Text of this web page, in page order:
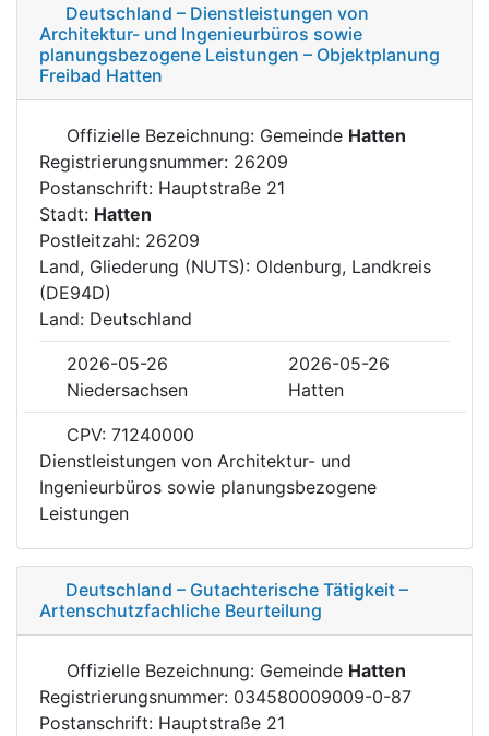
Deutschland – Dienstleistungen von
Architektur- und Ingenieurbüros sowie
planungsbezogene Leistungen – Objektplanung
Freibad Hatten
Offizielle Bezeichnung: Gemeinde Hatten
Registrierungsnummer: 26209
Postanschrift: Hauptstraße 21
Stadt: Hatten
Postleitzahl: 26209
Land, Gliederung (NUTS): Oldenburg, Landkreis
(DE94D)
Land: Deutschland
2026-05-26
2026-05-26
Niedersachsen
Hatten
CPV: 71240000
Dienstleistungen von Architektur- und
Ingenieurbüros sowie planungsbezogene
Leistungen
Deutschland – Gutachterische Tätigkeit –
Artenschutzfachliche Beurteilung
Offizielle Bezeichnung: Gemeinde Hatten
Registrierungsnummer: 034580009009-0-87
Postanschrift: Hauptstraße 21